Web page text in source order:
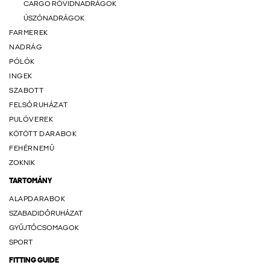
CARGO RÖVIDNADRÁGOK
ÚSZÓNADRÁGOK
FARMEREK
NADRÁG
PÓLÓK
INGEK
SZABOTT
FELSŐRUHÁZAT
PULÓVEREK
KÖTÖTT DARABOK
FEHÉRNEMŰ
ZOKNIK
TARTOMÁNY
ALAPDARABOK
SZABADIDŐRUHÁZAT
GYŰJTŐCSOMAGOK
SPORT
FITTING GUIDE